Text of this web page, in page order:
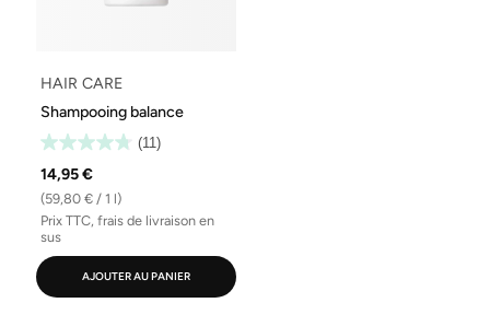
HAIR CARE
Shampooing balance
(11)
14,95 €
(59,80 € / 1 l)
Prix TTC, frais de livraison en
sus
AJOUTER AU PANIER